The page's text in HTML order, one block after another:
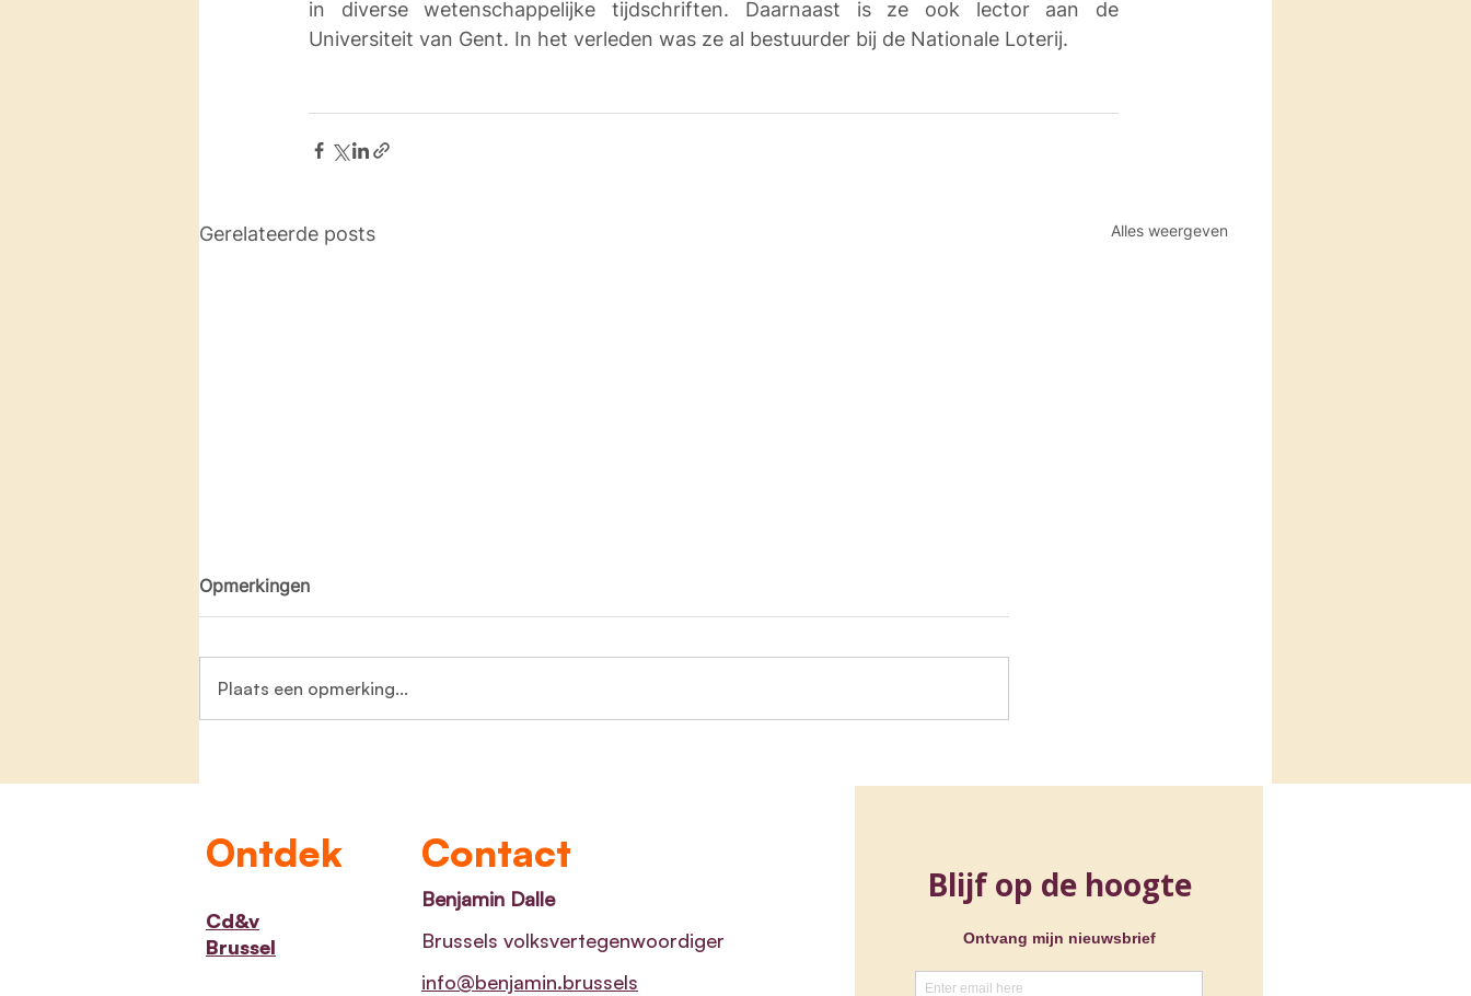
in diverse wetenschappelijke tijdschriften. Daarnaast is ze ook lector aan de
Universiteit van Gent. In het verleden was ze al bestuurder bij de Nationale Loterij.
Gerelateerde posts Alles weergeven
Opmerkingen
Plaats een opmerking...
Ontdek
Cd&v
Brussel
Contact
Benjamin Dalle
Brussels volksvertegenwoordiger
info@benjamin.brussels